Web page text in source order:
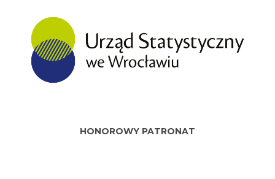
HONOROWY PATRONAT